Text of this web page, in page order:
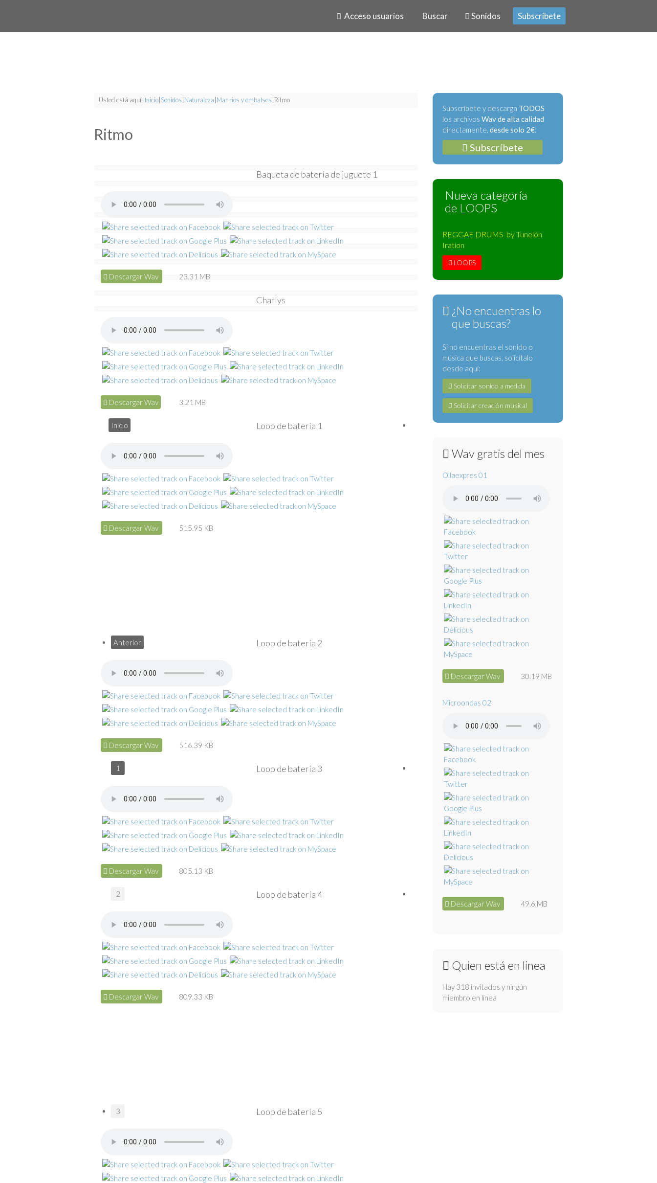
Acceso usuarios Buscar Sonidos Subscríbete
Usted está aquí: Inicio Sonidos Naturaleza Mar rios y embalses Ritmo
Ritmo
Baqueta de batería de juguete 1
Descargar Wav 23.31 MB
Charlys
Descargar Wav 3.21 MB
Loop de batería 1
Descargar Wav 515.95 KB
Loop de batería 2
Descargar Wav 516.39 KB
Loop de batería 3
Descargar Wav 805.13 KB
Loop de batería 4
Descargar Wav 809.33 KB
Loop de batería 5
Inicio
Anterior
1
2
3
Subscríbete y descarga TODOS
los archivos Wav de alta calidad
directamente, desde solo 2€:
Subscríbete
Nueva categoría
de LOOPS
REGGAE DRUMS by Tunelón
Iration
LOOPS
¿No encuentras lo
que buscas?
Si no encuentras el sonido o
música que buscas, solicítalo
desde aquí:
Solicitar sonido a medida
Solicitar creación musical
Wav gratis del mes
Ollaexpres 01
Descargar Wav 30.19 MB
Microondas 02
Descargar Wav 49.6 MB
Quien está en linea
Hay 318 invitados y ningún
miembro en línea